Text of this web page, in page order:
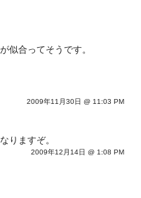
似合ってそうです。
2009年11月30日 @ 11:03 PM
りますぞ。
2009年12月14日 @ 1:08 PM